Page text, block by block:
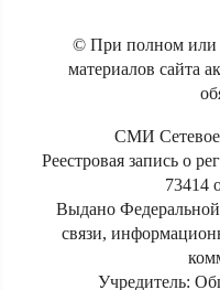
© При полном или
материалов сайта
СМИ Сетевое
Реестровая запись о
73414
Выдано
связи,
Учредитель: